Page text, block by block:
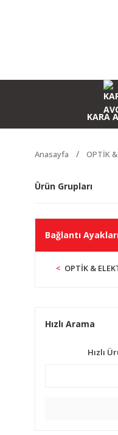
KARA
Anasayfa OPTİK
Ürün Grupları
Bağlantı
OPTİK &
Hızlı Arama
Hızlı